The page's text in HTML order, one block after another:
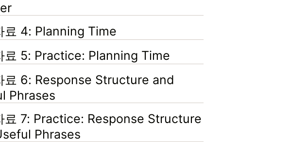
료 4: Planning Time
료 5: Practice: Planning Time
료 6: Response Structure and
Phrases
료 7: Practice: Response Structure
Phrases